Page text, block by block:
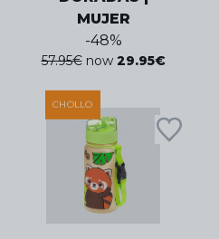
MUJER
-48%
57.95€ now 29.95€
CHOLLO